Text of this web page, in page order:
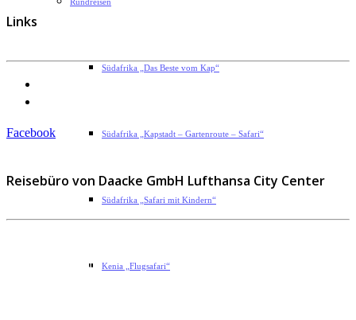
Südafrika „Das Beste vom Kap“
Südafrika „Kapstadt – Gartenroute – Safari“
Südafrika „Safari mit Kindern“
Kenia „Flugsafari“
Links
Facebook
Reisebüro von Daacke GmbH Lufthansa City Center
D-22609 Hamburg